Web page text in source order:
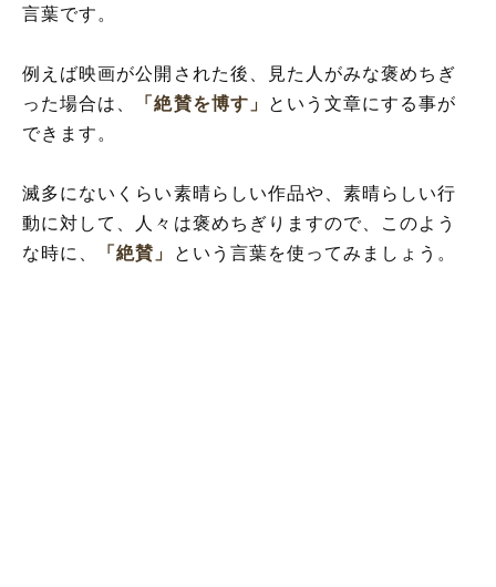
言葉です。
例えば映画が公開された後、見た人がみな褒めちぎ
った場合は、
「絶賛を博す」
という文章にする事が
できます。
滅多にないくらい素晴らしい作品や、素晴らしい行
動に対して、人々は褒めちぎりますので、このよう
な時に、
「絶賛」 という言葉を使ってみましょう。